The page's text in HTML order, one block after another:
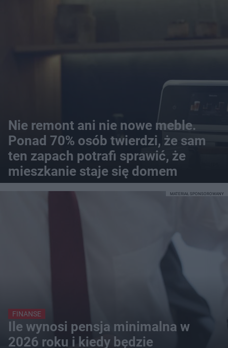
Nie remont ani nie nowe meble.
Ponad 70% osób twierdzi, że sam
ten zapach potrafi sprawić, że
mieszkanie staje się domem
FINANSE
Ile wynosi pensja minimalna w
2026 roku i kiedy będzie
MATERIAŁ SPONSOROWANY